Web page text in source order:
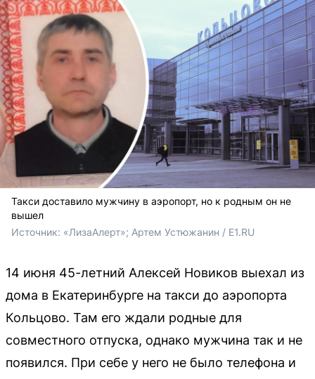
Такси доставило мужчину в аэропорт, но к родным он не
вышел
Источник: «ЛизаАлерт»; Артем Устюжанин / E1.RU
14 июня 45-летний Алексей Новиков выехал из
дома в Екатеринбурге на такси до аэропорта
Кольцово. Там его ждали родные для
совместного отпуска, однако мужчина так и не
появился. При себе у него не было телефона и